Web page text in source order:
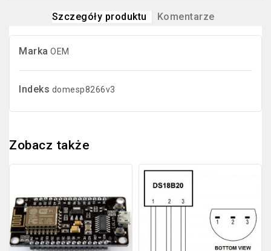
Szczegóły produktu Komentarze
Marka OEM
Indeks domesp8266v3
Zobacz także